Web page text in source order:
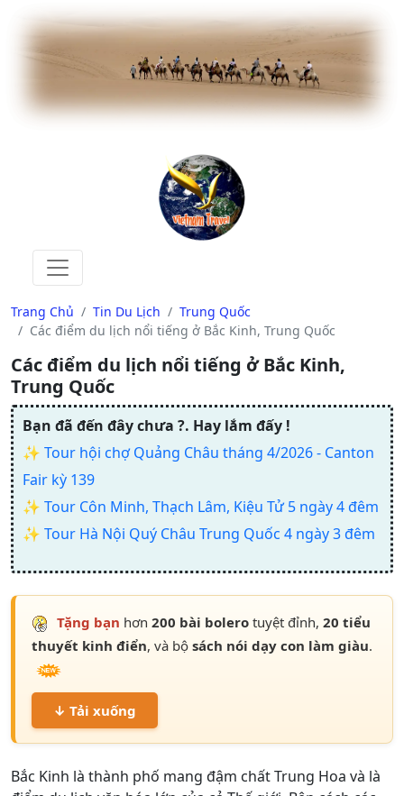
Trang Chủ Tin Du Lịch
Trung Quốc
Các điểm du lịch nổi tiếng ở Bắc Kinh, Trung Quốc
Các điểm du lịch nổi tiếng ở Bắc Kinh,
Trung Quốc
Bạn đã đến đây chưa ?. Hay lắm đấy !
✨ Tour hội chợ Quảng Châu tháng 4/2026 - Canton
Fair kỳ 139
✨ Tour Côn Minh, Thạch Lâm, Kiệu Tử 5 ngày 4 đêm
✨ Tour Hà Nội Quý Châu Trung Quốc 4 ngày 3 đêm
Tặng bạn hơn 200 bài bolero tuyệt đỉnh, 20 tiểu
thuyết kinh điển, và bộ sách nói dạy con làm giàu.
↓ Tải xuống
Bắc Kinh là thành phố mang đậm chất Trung Hoa và là